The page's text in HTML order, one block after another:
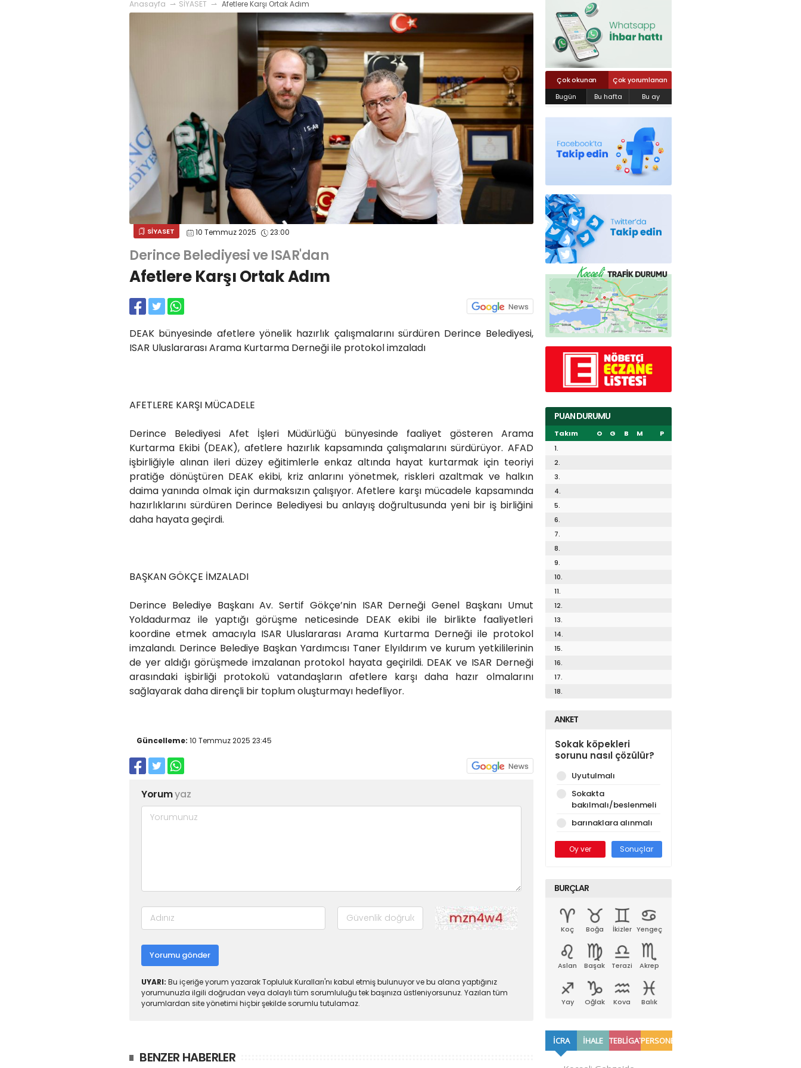
Anasayfa SİYASET Afetlere Karşı Ortak Adım
SİYASET 10 Temmuz 2025 23:00
Derince Belediyesi ve ISAR'dan
Afetlere Karşı Ortak Adım
DEAK bünyesinde afetlere yönelik hazırlık çalışmalarını sürdüren Derince Belediyesi,
ISAR Uluslararası Arama Kurtarma Derneği ile protokol imzaladı
AFETLERE KARŞI MÜCADELE
Derince Belediyesi Afet İşleri Müdürlüğü bünyesinde faaliyet gösteren Arama
Kurtarma Ekibi (DEAK), afetlere hazırlık kapsamında çalışmalarını sürdürüyor. AFAD
işbirliğiyle alınan ileri düzey eğitimlerle enkaz altında hayat kurtarmak için teoriyi
pratiğe dönüştüren DEAK ekibi, kriz anlarını yönetmek, riskleri azaltmak ve halkın
daima yanında olmak için durmaksızın çalışıyor. Afetlere karşı mücadele kapsamında
hazırlıklarını sürdüren Derince Belediyesi bu anlayış doğrultusunda yeni bir iş birliğini
daha hayata geçirdi.
BAŞKAN GÖKÇE İMZALADI
Derince Belediye Başkanı Av. Sertif Gökçe’nin ISAR Derneği Genel Başkanı Umut
Yoldadurmaz ile yaptığı görüşme neticesinde DEAK ekibi ile birlikte faaliyetleri
koordine etmek amacıyla ISAR Uluslararası Arama Kurtarma Derneği ile protokol
imzalandı. Derince Belediye Başkan Yardımcısı Taner Elyıldırım ve kurum yetkililerinin
de yer aldığı görüşmede imzalanan protokol hayata geçirildi. DEAK ve ISAR Derneği
arasındaki işbirliği protokolü vatandaşların afetlere karşı daha hazır olmalarını
sağlayarak daha dirençli bir toplum oluşturmayı hedefliyor.
Güncelleme: 10 Temmuz 2025 23:45
Yorumyaz
Yorumu gönder
UYARI: Bu içeriğe yorum yazarak Topluluk Kuralları'nı kabul etmiş bulunuyor ve bu alana yaptığınız
yorumunuzla ilgili doğrudan veya dolaylı tüm sorumluluğu tek başınıza üstleniyorsunuz. Yazılan tüm
yorumlardan site yönetimi hiçbir şekilde sorumlu tutulamaz.
BENZER HABERLER
Çok okunan
Çok yorumlanan
Bugün
Bu hafta Bu ay
PUAN DURUMU
Takım O G B M
P
1.
2.
3.
4.
5.
6.
7.
8.
9.
10.
11.
12.
13.
14.
15.
16.
17.
18.
ANKET
Sokak köpekleri
sorunu nasıl çözülür?
Uyutulmalı
Sokakta
bakılmalı/beslenmeli
barınaklara alınmalı
Oy ver Sonuçlar
BURÇLAR
Koç Boğa İkizler Yengeç
Aslan Başak Terazi Akrep
Yay Oğlak Kova Balık
Yahya Kaptan Mahallesi Akkavaklar
Caddesi No:17/4 İzmit-KOCAELİ